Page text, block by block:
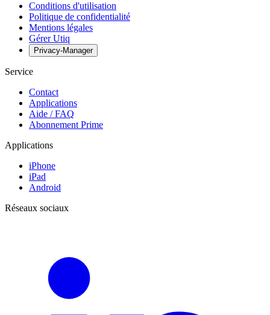
Conditions d'utilisation
Politique de confidentialité
Mentions légales
Gérer Utiq
Privacy-Manager
Service
Contact
Applications
Aide / FAQ
Abonnement Prime
Applications
iPhone
iPad
Android
Réseaux sociaux